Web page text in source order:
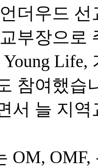
더우드
부장으로
참여했습
서 늘 지
OM,